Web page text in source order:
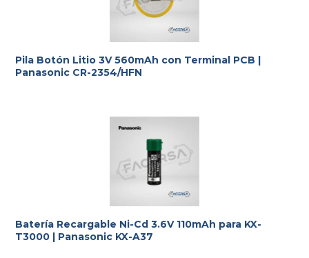
Pila Botón Litio 3V 560mAh con Terminal PCB |
Panasonic CR-2354/HFN
Batería Recargable Ni-Cd 3.6V 110mAh para KX-
T3000 | Panasonic KX-A37